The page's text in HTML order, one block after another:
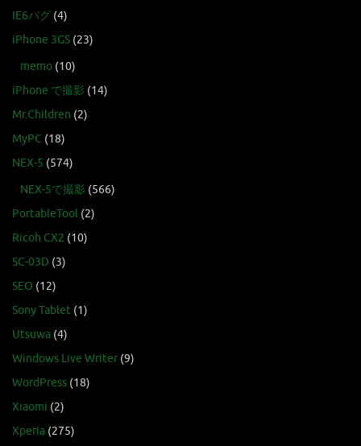
IE6バグ (4)
iPhone 3GS (23)
memo (10)
iPhone で撮影 (14)
Mr.Children (2)
MyPC (18)
NEX-5 (574)
NEX-5で撮影 (566)
PortableTool (2)
Ricoh CX2 (10)
SC-03D (3)
SEO (12)
Sony Tablet (1)
Utsuwa (4)
Windows Live Writer (9)
WordPress (18)
Xiaomi (2)
Xperia (275)